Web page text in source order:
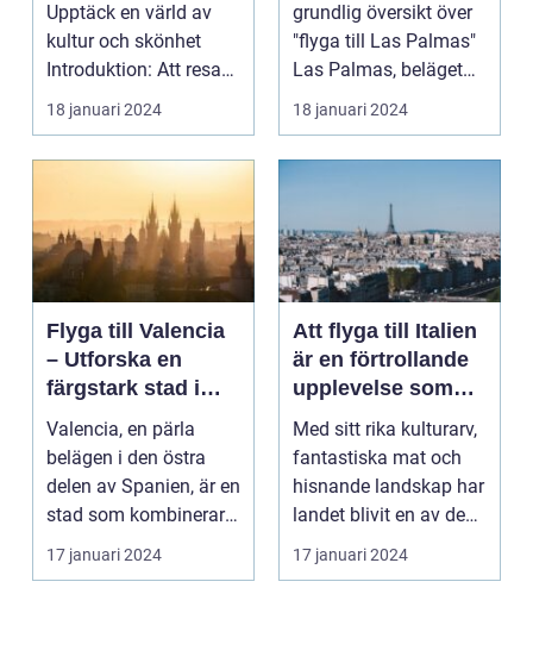
Upptäck en värld av
kultur och skönhet
Introduktion: Att resa
till Frankrike är...
18 januari 2024
grundlig översikt över
"flyga till Las Palmas"
Las Palmas, beläget
på Gran Canaria...
18 januari 2024
Flyga till Valencia
– Utforska en
färgstark stad i
Spanien
Valencia, en pärla
belägen i den östra
delen av Spanien, är en
stad som kombinerar
kustens skönhet m...
17 januari 2024
Att flyga till Italien
är en förtrollande
upplevelse som
lockar besökare
från hela världen
Med sitt rika kulturarv,
fantastiska mat och
hisnande landskap har
landet blivit en av de
populärast...
17 januari 2024